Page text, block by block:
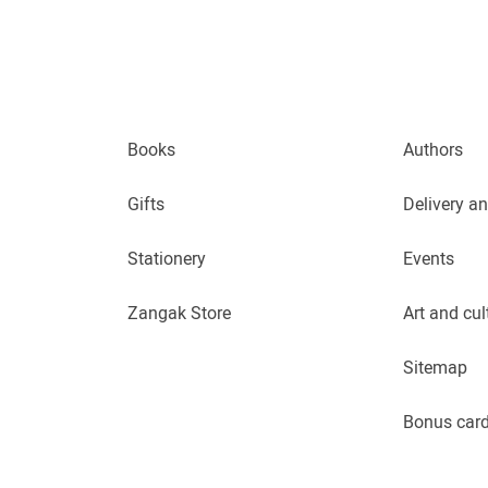
Books
Gifts
Stationery
Zangak Store
Authors
Delivery
Events
Art and
Sitemap
Bonus card